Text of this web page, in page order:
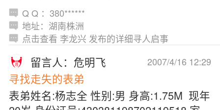
Q Q ：380******
地址：湖南株洲
点击查看 李龙兴 发布的详细寻人启事
2007/4/16 12:29
留言人：危明飞
寻找走失的表弟
表弟姓名:杨志全 性别:男 身高:1.75M 现年